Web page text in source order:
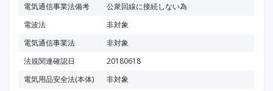
電気通信事業法備考
公衆回線に接続しない為
電波法
非対象
電気通信事業法
非対象
法規関連確認日
20180618
電気用品安全法(本体)
非対象